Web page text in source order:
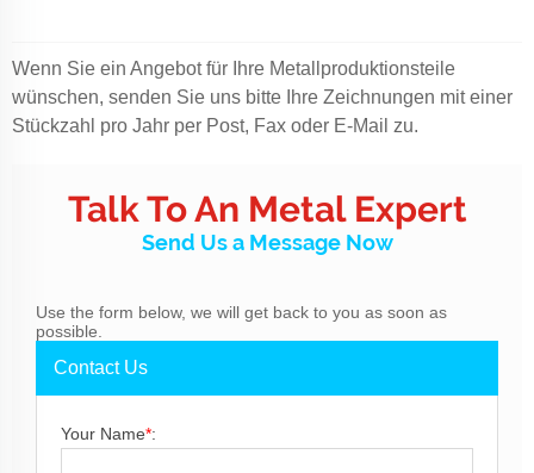
Wenn Sie ein Angebot für Ihre Metallproduktionsteile
wünschen, senden Sie uns bitte Ihre Zeichnungen mit einer
Stückzahl pro Jahr per Post, Fax oder E-Mail zu.
Talk To An Metal Expert
Send Us a Message Now
Use the form below, we will get back to you as soon as
possible.
Contact Us
Your Name*: